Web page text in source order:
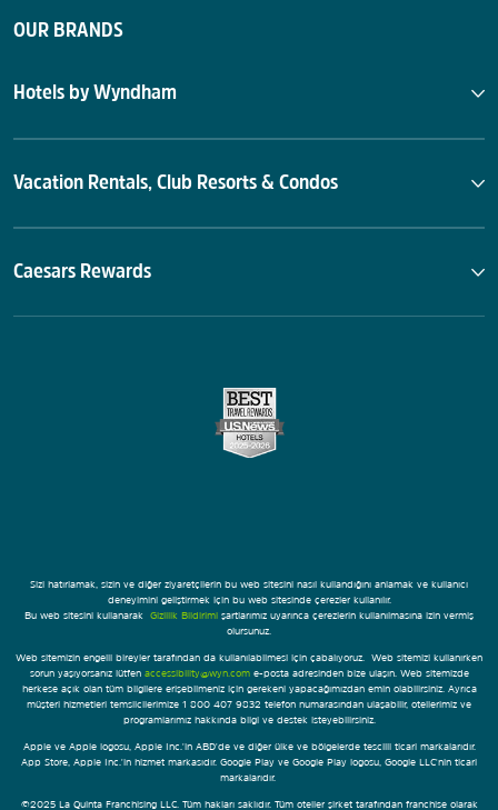
OUR BRANDS
Hotels by Wyndham
Vacation Rentals, Club Resorts & Condos
Caesars Rewards
Sizi hatırlamak, sizin ve diğer ziyaretçilerin bu web sitesini nasıl kullandığını anlamak ve kullanıcı
deneyimini geliştirmek için bu web sitesinde çerezler kullanılır.
Bu web sitesini kullanarak Gizlilik Bildirimi şartlarımız uyarınca çerezlerin kullanılmasına izin vermiş
olursunuz.
Web sitemizin engelli bireyler tarafından da kullanılabilmesi için çabalıyoruz. Web sitemizi kullanırken
sorun yaşıyorsanız lütfen accessibility@wyn.come-posta adresinden bize ulaşın. Web sitemizde
herkese açık olan tüm bilgilere erişebilmeniz için gerekeni yapacağımızdan emin olabilirsiniz. Ayrıca
müşteri hizmetleri temsilcilerimize 1 800 407 9832 telefon numarasından ulaşabilir, otellerimiz ve
programlarımız hakkında bilgi ve destek isteyebilirsiniz.
Apple ve Apple logosu, Apple Inc.'in ABD'de ve diğer ülke ve bölgelerde tescilli ticari markalarıdır.
App Store, Apple Inc.'in hizmet markasıdır. Google Play ve Google Play logosu, Google LLC'nin ticari
markalarıdır.
©2025 La Quinta Franchising LLC. Tüm hakları saklıdır. Tüm oteller şirket tarafından franchise olarak